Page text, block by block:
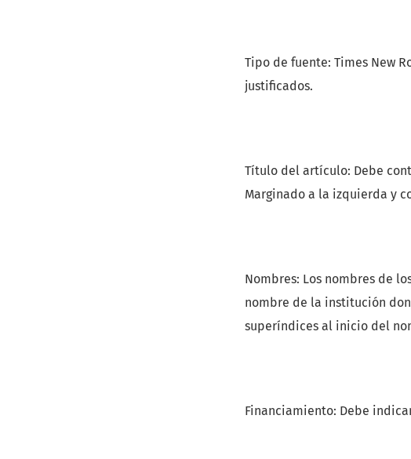
Tipo de fuente: Times New
justificados.
Título del artículo: Debe
Marginado a la izquierda y
Nombres: Los nombres de
nombre de la institución
superíndices al inicio del
Financiamiento: Debe